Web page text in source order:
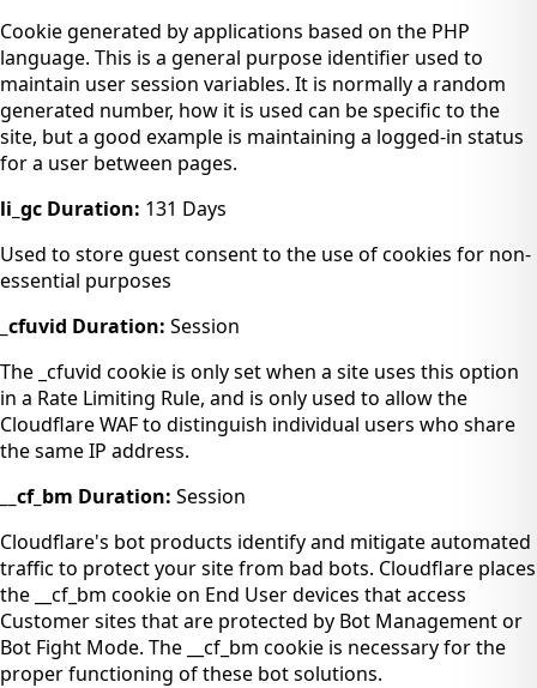
Cookie generated by applications based on the PHP
language. This is a general purpose identifier used to
maintain user session variables. It is normally a random
generated number, how it is used can be specific to the
site, but a good example is maintaining a logged-in status
for a user between pages.
li_gc Duration: 131 Days
Used to store guest consent to the use of cookies for non-
essential purposes
_cfuvid Duration: Session
The _cfuvid cookie is only set when a site uses this option
in a Rate Limiting Rule, and is only used to allow the
Cloudflare WAF to distinguish individual users who share
the same IP address.
__cf_bm Duration: Session
Cloudflare's bot products identify and mitigate automated
traffic to protect your site from bad bots. Cloudflare places
the __cf_bm cookie on End User devices that access
Customer sites that are protected by Bot Management or
Bot Fight Mode. The __cf_bm cookie is necessary for the
proper functioning of these bot solutions.